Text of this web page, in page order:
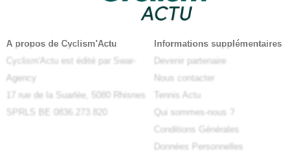
A propos de Cyclism'Actu
Cyclism'Actu est édité par Swar-
Agency
17 rue de la Suarlée, 5080 Rhisnes
SPRLS BE 0836.273.820
Informations supplémentaires
Devenir partenaire
Nous contacter
Tennis Actu
Qui sommes-nous ?
Conditions Générales
Données Personnelles